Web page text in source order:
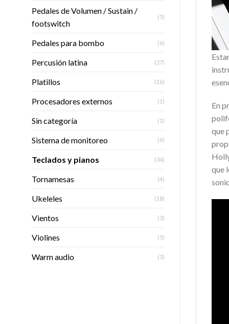
Pedales de Volumen / Sustain /
footswitch
(5)
Pedales para bombo (6)
Percusión latina (27)
Platillos (16)
Procesadores externos (1)
Sin categoría (1)
Sistema de monitoreo (9)
Teclados y pianos (34)
Tornamesas (4)
Ukeleles (18)
Vientos (3)
Violines (5)
Warm audio (3)
En
que
que